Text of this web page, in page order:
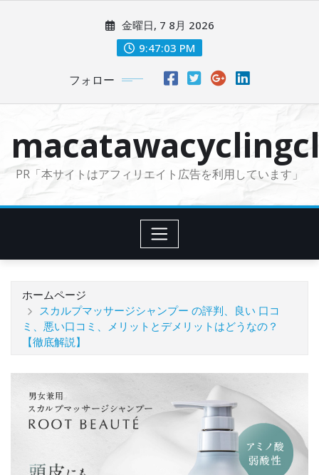
に
金曜日, 7 8月 2026
9:47:04 PM
フォロー
PR「本サイトはアフィリエイト広告を利用しています」
ホームページ
スカルプマッサージシャンプー の評判、良い 口コ
ミ、悪い口コミ、メリットとデメリットはどうなの？
【徹底解説】